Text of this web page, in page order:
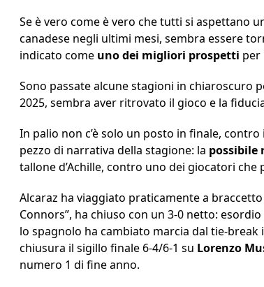
Se è vero come è vero che tutti si aspettano
canadese negli ultimi mesi, sembra essere
indicato come uno dei migliori prospetti per
Sono passate alcune stagioni in chiaroscuro
2025, sembra aver ritrovato il gioco e la
In palio non c’è solo un posto in finale,
pezzo di narrativa della stagione: la possibile
tallone d’Achille, contro uno dei giocatori
Alcaraz ha viaggiato praticamente a
Connors”, ha chiuso con un 3-0 netto:
lo spagnolo ha cambiato marcia dal tie-
chiusura il sigillo finale 6-4/6-1 su Lorenzo
numero 1 di fine anno.